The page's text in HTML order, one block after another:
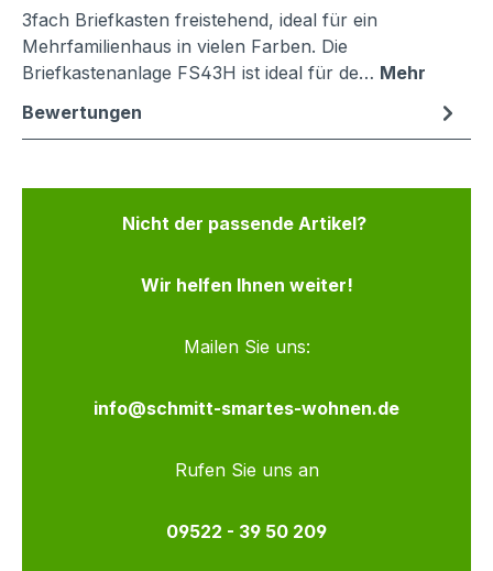
3fach Briefkasten freistehend, ideal für ein
Mehrfamilienhaus in vielen Farben. Die
Briefkastenanlage FS43H ist ideal für de… Mehr
Bewertungen
Nicht der passende Artikel?
Wir helfen Ihnen weiter!
Mailen Sie uns:
info@schmitt-smartes-wohnen.de
Rufen Sie uns an
09522 - 39 50 209